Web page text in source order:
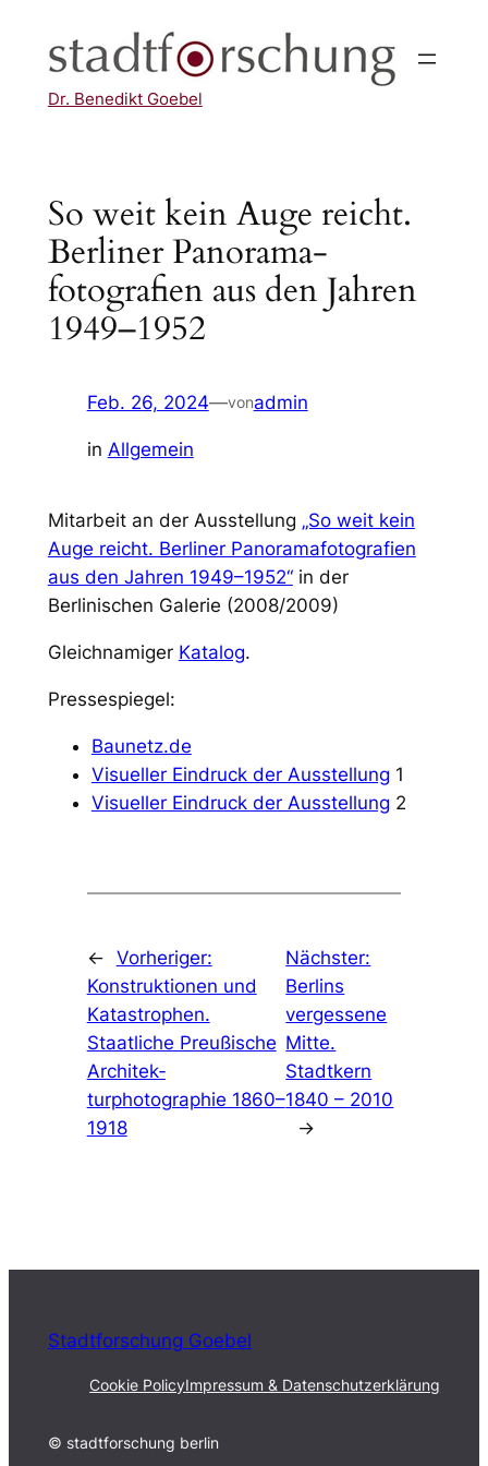
Inhalt
springen
Dr. Benedikt Goebel
So weit kein Auge reicht.
Berliner Panorama­
fotografien aus den Jahren
1949–1952
Feb. 26, 2024—vonadmin
in Allgemein
Mitarbeit an der Ausstellung „So weit kein
Auge reicht. Berliner Panorama­fotografien
aus den Jahren 1949–1952“in der
Berlinischen Galerie (2008/2009)
Gleichnamiger Katalog.
Pressespiegel:
Baunetz.de
Visueller Eindruck der Ausstellung 1
Visueller Eindruck der Ausstellung 2
← Vorheriger:
Konstruktionen und
Katastrophen.
Staatliche Preußische
Archi­tek­
turphotographie 1860–
1918
Nächster:
Berlins
vergessene
Mitte.
Stadtkern
1840 – 2010
→
Stadtforschung Goebel
Cookie PolicyImpressum & Datenschutzerklärung
© stadtforschung berlin